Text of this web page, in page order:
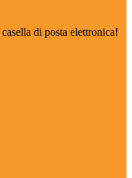
di posta elettronica!